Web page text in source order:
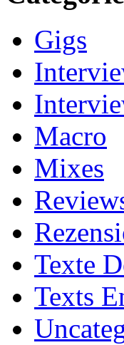
Gigs
Macro
Mixes
Texte
Texts